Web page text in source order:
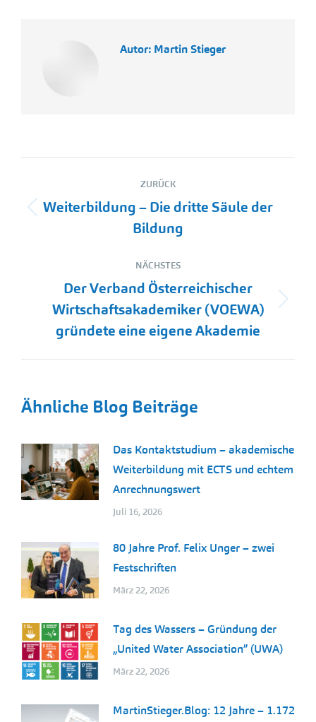
Autor: Martin Stieger
Kommentarnavigation
ZURÜCK
Vorheriger
Beitrag:
Weiterbildung – Die dritte Säule der
Bildung
NÄCHSTES
Nächster
Beitrag:
Der Verband Österreichischer
Wirtschaftsakademiker (VOEWA)
gründete eine eigene Akademie
Ähnliche Blog Beiträge
Das Kontaktstudium – akademische
Weiterbildung mit ECTS und echtem
Anrechnungswert
Juli 16, 2026
80 Jahre Prof. Felix Unger – zwei
Festschriften
März 22, 2026
Tag des Wassers – Gründung der
„United Water Association” (UWA)
März 22, 2026
MartinStieger.Blog: 12 Jahre – 1.172